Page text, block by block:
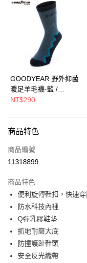
Google Pay
ATM付款
付款後全家取貨
每筆NT$90，滿NT$888(
付款後7-11取貨(追蹤碼前
每筆NT$90，滿
宅配-運費
每筆NT$90，滿
GOODYEAR 野外抑菌
暖足羊毛襪-藍 /
GACS43036
NT$290
商品特色
商品編號
11318899
商品特色
便利旋轉鞋扣，快速
防水科技內裡
Q彈乳膠鞋墊
抓地耐磨大底
防撞護趾鞋頭
安全反光織帶